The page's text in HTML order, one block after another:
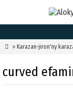
 » Karazan-jiron'ny
curved